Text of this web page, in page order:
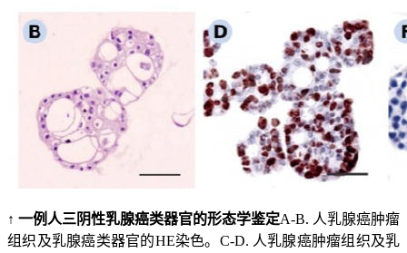
↑ 一例人三阴性乳腺癌类器官的形态学鉴定A-B. 人乳腺癌肿瘤
组织及乳腺癌类器官的HE染色。C-D. 人乳腺癌肿瘤组织及乳